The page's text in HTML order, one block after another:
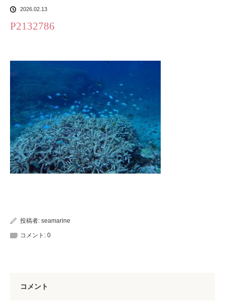
2026.02.13
P2132786
投稿者: seamarine
コメント: 0
コメント